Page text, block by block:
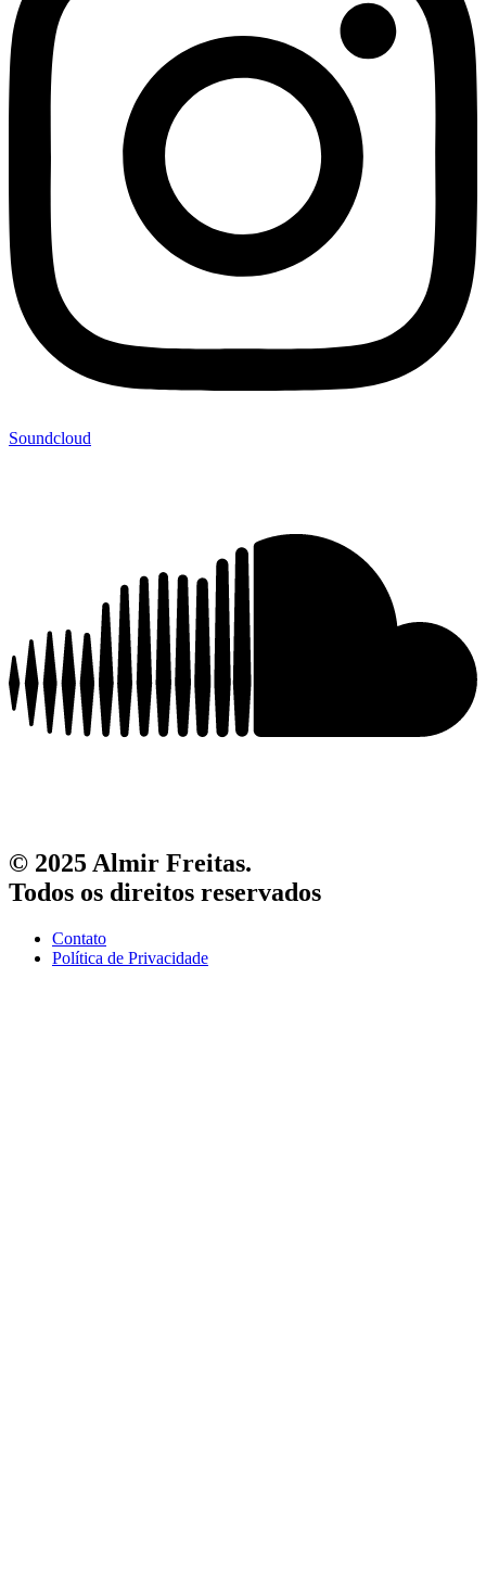
Soundcloud
© 2025 Almir Freitas.
Todos os direitos reservados
Contato
Política de Privacidade